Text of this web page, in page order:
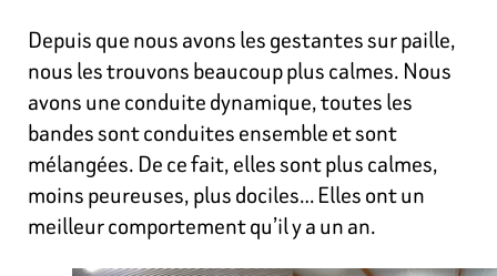
Depuis que nous avons les gestantes sur paille,
nous les trouvons beaucoup plus calmes. Nous
avons une conduite dynamique, toutes les
bandes sont conduites ensemble et sont
mélangées. De ce fait, elles sont plus calmes,
moins peureuses, plus dociles… Elles ont un
meilleur comportement qu’il y a un an.